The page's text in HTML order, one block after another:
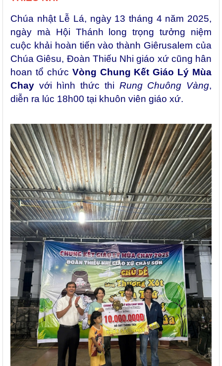
Chúa nhật Lễ Lá, ngày 13 tháng 4 năm 2025,
ngày mà Hội Thánh long trọng tưởng niệm
cuộc khải hoàn tiến vào thành Giêrusalem của
Chúa Giêsu, Đoàn Thiếu Nhi giáo xứ cũng hân
hoan tổ chức Vòng Chung Kết Giáo Lý Mùa
Chay với hình thức thi Rung Chuông Vàng,
diễn ra lúc 18h00 tại khuôn viên giáo xứ.